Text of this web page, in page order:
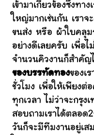
เข้ามาเกี่ยวข้องซึ่งทา
ใหญ่มากเช่นกัน เรา
ขนส่ง หรือ ผ้าใบคลุม
อย่างดีเลยครับ เพื่อไ
จำนวนคิวงานก็สำคั
ของบรรทัดทองของเ
ชั่วโมง เพื่อให้เพียง
ทุกเวลา ไม่ว่าจะกรุ
สอบถามเราได้ตลอด
วันก็จะมีทีมงานอยู่เ